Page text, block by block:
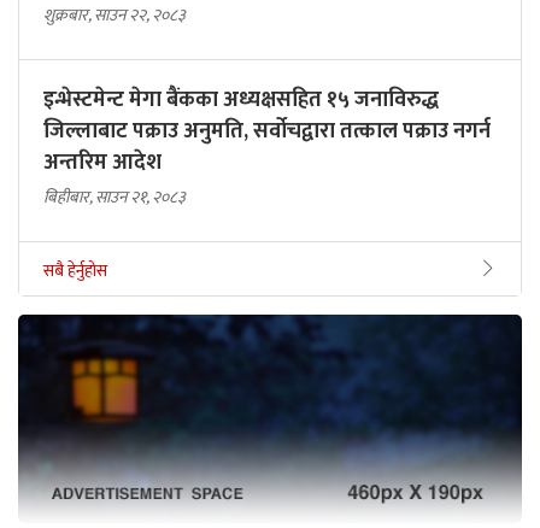
शुक्रबार, साउन २२, २०८३
इन्भेस्टमेन्ट मेगा बैंकका अध्यक्षसहित १५ जनाविरुद्ध
जिल्लाबाट पक्राउ अनुमति, सर्वोचद्वारा तत्काल पक्राउ नगर्न
अन्तरिम आदेश
बिहीबार, साउन २१, २०८३
सबै हेर्नुहोस